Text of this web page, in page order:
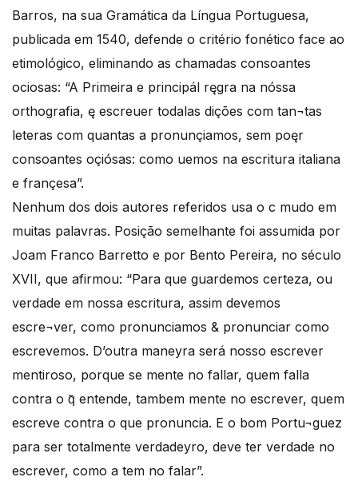
Barros, na sua Gramática da Língua Portuguesa,
publicada em 1540, defende o critério fonético face ao
etimológico, eliminando as chamadas consoantes
ociosas: “A Primeira e principál ręgra na nóssa
orthografia, ę escreuer todalas dições com tan¬tas
leteras com quantas a pronunçiamos, sem poęr
consoantes oçiósas: como uemos na escritura italiana
e françesa”.
Nenhum dos dois autores referidos usa o c mudo em
muitas palavras. Posição semelhante foi assumida por
Joam Franco Barretto e por Bento Pereira, no século
XVII, que afirmou: “Para que guardemos certeza, ou
verdade em nossa escritura, assim devemos
escre¬ver, como pronunciamos & pronunciar como
escrevemos. D’outra maneyra será nosso escrever
mentiroso, porque se mente no fallar, quem falla
contra o q̃ entende, tambem mente no escrever, quem
escreve contra o que pronuncia. E o bom Portu¬guez
para ser totalmente verdadeyro, deve ter verdade no
escrever, como a tem no falar”.